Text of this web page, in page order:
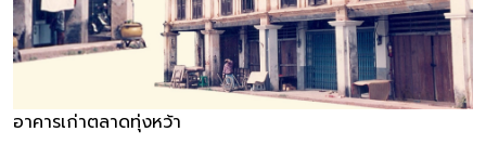
อาคารเก่าตลาดทุ่งหว้า